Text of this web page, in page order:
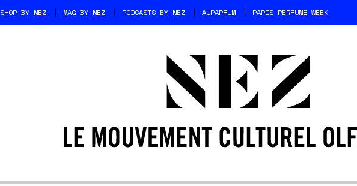
SHOP BY NEZ MAG BY NEZ PODCASTS BY NEZ AUPARFUM PARIS PERFUME WEEK